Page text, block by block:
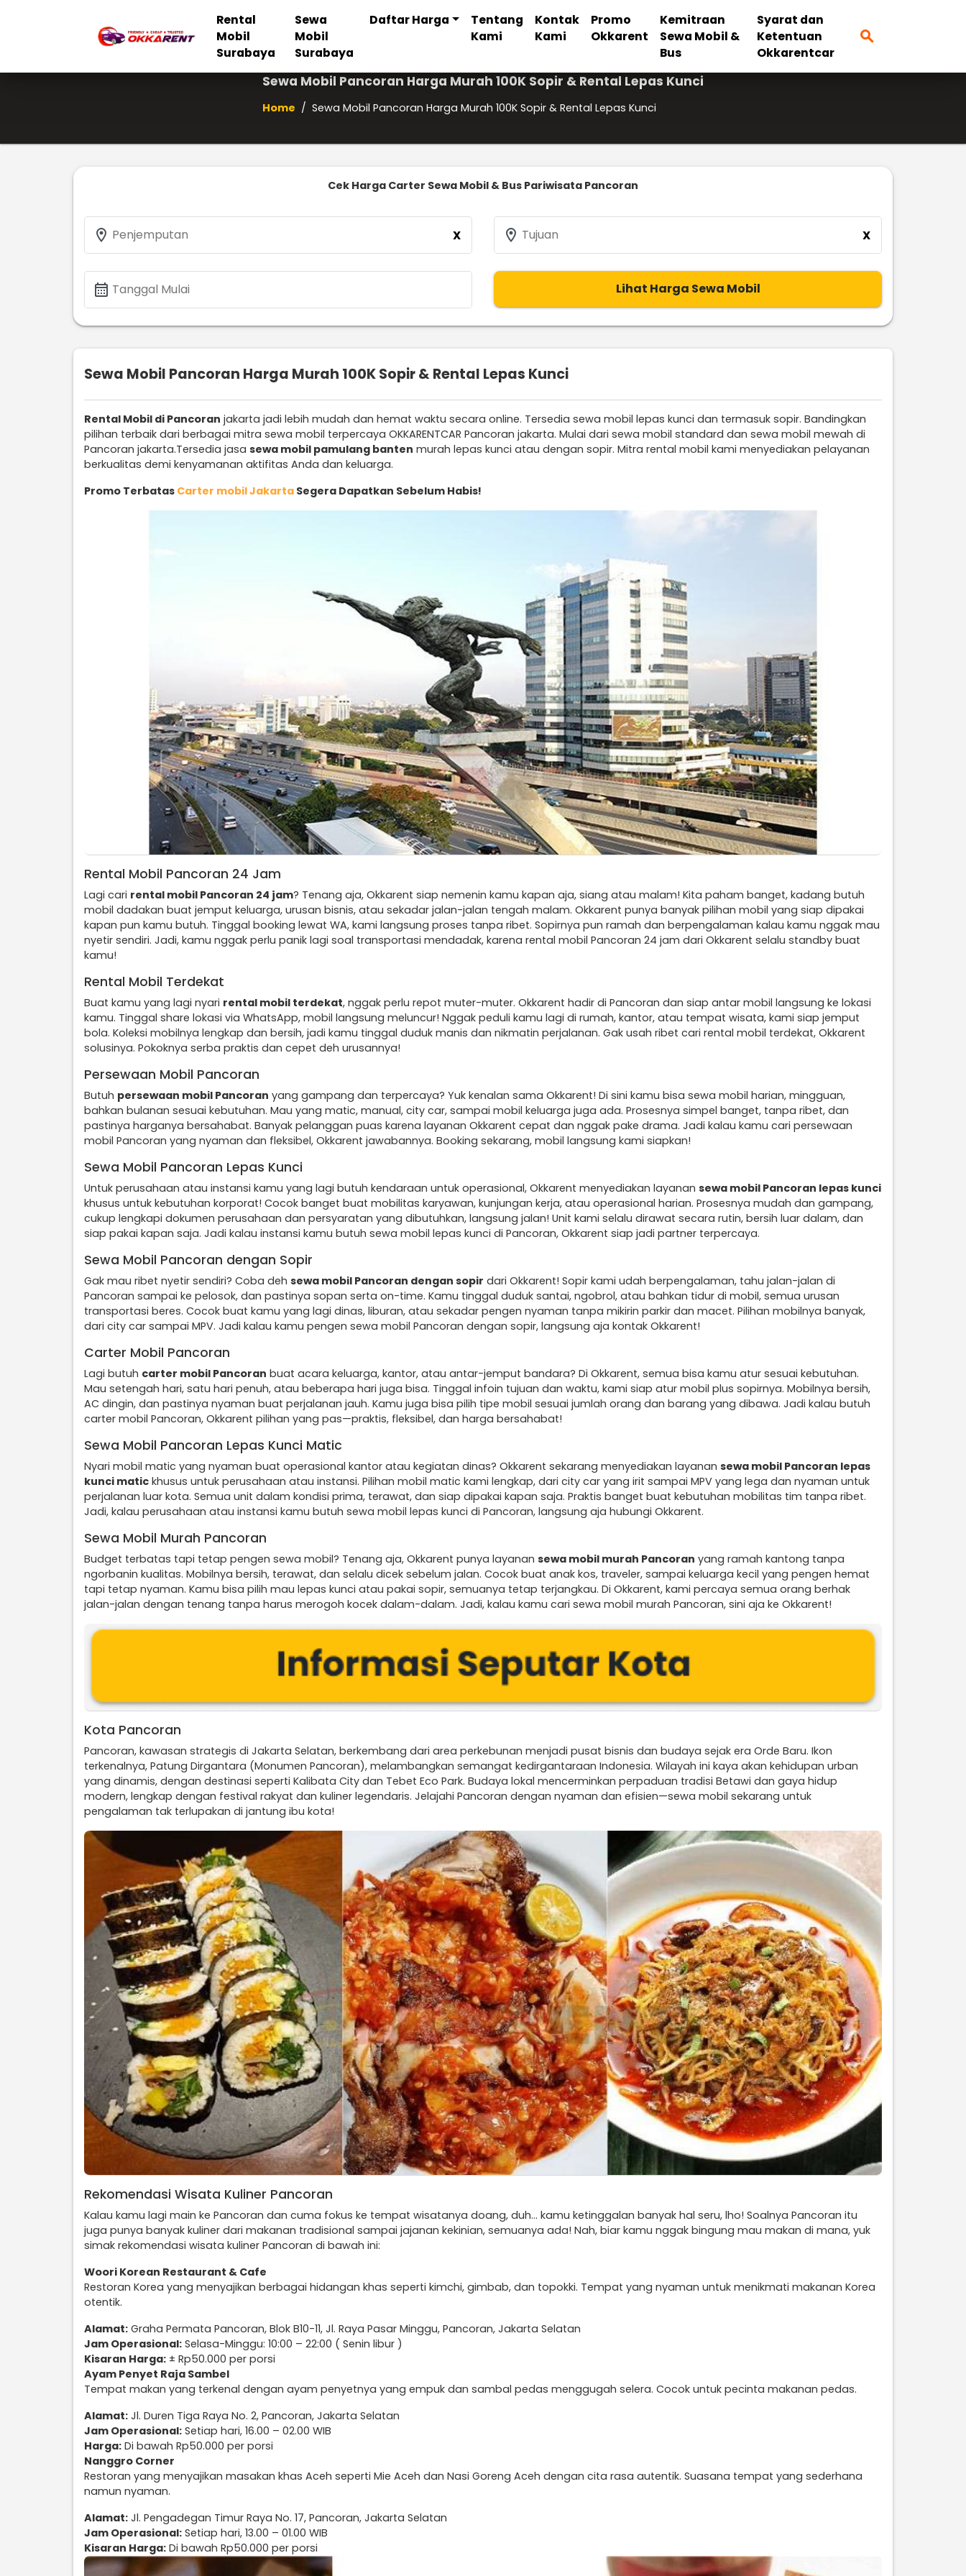
Rental
Mobil
Surabaya
Sewa
Mobil
Surabaya
Daftar Harga
Tentang
Kami
Kontak
Kami
Promo
Okkarent
Kemitraan
Sewa Mobil &
Bus
Syarat dan
Ketentuan
Okkarentcar
search
Sewa Mobil Pancoran Harga Murah 100K Sopir & Rental Lepas Kunci
Home / Sewa Mobil Pancoran Harga Murah 100K Sopir & Rental Lepas Kunci
Cek Harga Carter Sewa Mobil & Bus Pariwisata Pancoran
location_on Penjemputan X location_on Tujuan X
calendar_month Tanggal Mulai Lihat Harga Sewa Mobil
Sewa Mobil Pancoran Harga Murah 100K Sopir & Rental Lepas Kunci
Rental Mobil di Pancoran jakarta jadi lebih mudah dan hemat waktu secara online. Tersedia sewa mobil lepas kunci dan termasuk sopir. Bandingkan
pilihan terbaik dari berbagai mitra sewa mobil terpercaya OKKARENTCAR Pancoran jakarta. Mulai dari sewa mobil standard dan sewa mobil mewah di
Pancoran jakarta.Tersedia jasa sewa mobil pamulang banten murah lepas kunci atau dengan sopir. Mitra rental mobil kami menyediakan pelayanan
berkualitas demi kenyamanan aktifitas Anda dan keluarga.
Promo Terbatas Carter mobil Jakarta Segera Dapatkan Sebelum Habis!
Rental Mobil Pancoran 24 Jam
Lagi cari rental mobil Pancoran 24 jam? Tenang aja, Okkarent siap nemenin kamu kapan aja, siang atau malam! Kita paham banget, kadang butuh
mobil dadakan buat jemput keluarga, urusan bisnis, atau sekadar jalan-jalan tengah malam. Okkarent punya banyak pilihan mobil yang siap dipakai
kapan pun kamu butuh. Tinggal booking lewat WA, kami langsung proses tanpa ribet. Sopirnya pun ramah dan berpengalaman kalau kamu nggak mau
nyetir sendiri. Jadi, kamu nggak perlu panik lagi soal transportasi mendadak, karena rental mobil Pancoran 24 jam dari Okkarent selalu standby buat
kamu!
Rental Mobil Terdekat
Buat kamu yang lagi nyari rental mobil terdekat, nggak perlu repot muter-muter. Okkarent hadir di Pancoran dan siap antar mobil langsung ke lokasi
kamu. Tinggal share lokasi via WhatsApp, mobil langsung meluncur! Nggak peduli kamu lagi di rumah, kantor, atau tempat wisata, kami siap jemput
bola. Koleksi mobilnya lengkap dan bersih, jadi kamu tinggal duduk manis dan nikmatin perjalanan. Gak usah ribet cari rental mobil terdekat, Okkarent
solusinya. Pokoknya serba praktis dan cepet deh urusannya!
Persewaan Mobil Pancoran
Butuh persewaan mobil Pancoran yang gampang dan terpercaya? Yuk kenalan sama Okkarent! Di sini kamu bisa sewa mobil harian, mingguan,
bahkan bulanan sesuai kebutuhan. Mau yang matic, manual, city car, sampai mobil keluarga juga ada. Prosesnya simpel banget, tanpa ribet, dan
pastinya harganya bersahabat. Banyak pelanggan puas karena layanan Okkarent cepat dan nggak pake drama. Jadi kalau kamu cari persewaan
mobil Pancoran yang nyaman dan fleksibel, Okkarent jawabannya. Booking sekarang, mobil langsung kami siapkan!
Sewa Mobil Pancoran Lepas Kunci
Untuk perusahaan atau instansi kamu yang lagi butuh kendaraan untuk operasional, Okkarent menyediakan layanan sewa mobil Pancoran lepas kunci
khusus untuk kebutuhan korporat! Cocok banget buat mobilitas karyawan, kunjungan kerja, atau operasional harian. Prosesnya mudah dan gampang,
cukup lengkapi dokumen perusahaan dan persyaratan yang dibutuhkan, langsung jalan! Unit kami selalu dirawat secara rutin, bersih luar dalam, dan
siap pakai kapan saja. Jadi kalau instansi kamu butuh sewa mobil lepas kunci di Pancoran, Okkarent siap jadi partner terpercaya.
Sewa Mobil Pancoran dengan Sopir
Gak mau ribet nyetir sendiri? Coba deh sewa mobil Pancoran dengan sopir dari Okkarent! Sopir kami udah berpengalaman, tahu jalan-jalan di
Pancoran sampai ke pelosok, dan pastinya sopan serta on-time. Kamu tinggal duduk santai, ngobrol, atau bahkan tidur di mobil, semua urusan
transportasi beres. Cocok buat kamu yang lagi dinas, liburan, atau sekadar pengen nyaman tanpa mikirin parkir dan macet. Pilihan mobilnya banyak,
dari city car sampai MPV. Jadi kalau kamu pengen sewa mobil Pancoran dengan sopir, langsung aja kontak Okkarent!
Carter Mobil Pancoran
Lagi butuh carter mobil Pancoran buat acara keluarga, kantor, atau antar-jemput bandara? Di Okkarent, semua bisa kamu atur sesuai kebutuhan.
Mau setengah hari, satu hari penuh, atau beberapa hari juga bisa. Tinggal infoin tujuan dan waktu, kami siap atur mobil plus sopirnya. Mobilnya bersih,
AC dingin, dan pastinya nyaman buat perjalanan jauh. Kamu juga bisa pilih tipe mobil sesuai jumlah orang dan barang yang dibawa. Jadi kalau butuh
carter mobil Pancoran, Okkarent pilihan yang pas—praktis, fleksibel, dan harga bersahabat!
Sewa Mobil Pancoran Lepas Kunci Matic
Nyari mobil matic yang nyaman buat operasional kantor atau kegiatan dinas? Okkarent sekarang menyediakan layanan sewa mobil Pancoran lepas
kunci matic khusus untuk perusahaan atau instansi. Pilihan mobil matic kami lengkap, dari city car yang irit sampai MPV yang lega dan nyaman untuk
perjalanan luar kota. Semua unit dalam kondisi prima, terawat, dan siap dipakai kapan saja. Praktis banget buat kebutuhan mobilitas tim tanpa ribet.
Jadi, kalau perusahaan atau instansi kamu butuh sewa mobil lepas kunci di Pancoran, langsung aja hubungi Okkarent.
Sewa Mobil Murah Pancoran
Budget terbatas tapi tetap pengen sewa mobil? Tenang aja, Okkarent punya layanan sewa mobil murah Pancoran yang ramah kantong tanpa
ngorbanin kualitas. Mobilnya bersih, terawat, dan selalu dicek sebelum jalan. Cocok buat anak kos, traveler, sampai keluarga kecil yang pengen hemat
tapi tetap nyaman. Kamu bisa pilih mau lepas kunci atau pakai sopir, semuanya tetap terjangkau. Di Okkarent, kami percaya semua orang berhak
jalan-jalan dengan tenang tanpa harus merogoh kocek dalam-dalam. Jadi, kalau kamu cari sewa mobil murah Pancoran, sini aja ke Okkarent!
Kota Pancoran
Pancoran, kawasan strategis di Jakarta Selatan, berkembang dari area perkebunan menjadi pusat bisnis dan budaya sejak era Orde Baru. Ikon
terkenalnya, Patung Dirgantara (Monumen Pancoran), melambangkan semangat kedirgantaraan Indonesia. Wilayah ini kaya akan kehidupan urban
yang dinamis, dengan destinasi seperti Kalibata City dan Tebet Eco Park. Budaya lokal mencerminkan perpaduan tradisi Betawi dan gaya hidup
modern, lengkap dengan festival rakyat dan kuliner legendaris. Jelajahi Pancoran dengan nyaman dan efisien—sewa mobil sekarang untuk
pengalaman tak terlupakan di jantung ibu kota!
Rekomendasi Wisata Kuliner Pancoran
Kalau kamu lagi main ke Pancoran dan cuma fokus ke tempat wisatanya doang, duh… kamu ketinggalan banyak hal seru, lho! Soalnya Pancoran itu
juga punya banyak kuliner dari makanan tradisional sampai jajanan kekinian, semuanya ada! Nah, biar kamu nggak bingung mau makan di mana, yuk
simak rekomendasi wisata kuliner Pancoran di bawah ini:
Woori Korean Restaurant & Cafe
Restoran Korea yang menyajikan berbagai hidangan khas seperti kimchi, gimbab, dan topokki. Tempat yang nyaman untuk menikmati makanan Korea
otentik.
Alamat: Graha Permata Pancoran, Blok B10-11, Jl. Raya Pasar Minggu, Pancoran, Jakarta Selatan
Jam Operasional: Selasa-Minggu: 10:00 – 22:00 ( Senin libur )
Kisaran Harga: ± Rp50.000 per porsi
Ayam Penyet Raja Sambel
Tempat makan yang terkenal dengan ayam penyetnya yang empuk dan sambal pedas menggugah selera. Cocok untuk pecinta makanan pedas.
Alamat: Jl. Duren Tiga Raya No. 2, Pancoran, Jakarta Selatan
Jam Operasional: Setiap hari, 16.00 – 02.00 WIB
Harga: Di bawah Rp50.000 per porsi
Nanggro Corner
Restoran yang menyajikan masakan khas Aceh seperti Mie Aceh dan Nasi Goreng Aceh dengan cita rasa autentik. Suasana tempat yang sederhana
namun nyaman.
Alamat: Jl. Pengadegan Timur Raya No. 17, Pancoran, Jakarta Selatan
Jam Operasional: Setiap hari, 13.00 – 01.00 WIB
Kisaran Harga: Di bawah Rp50.000 per porsi